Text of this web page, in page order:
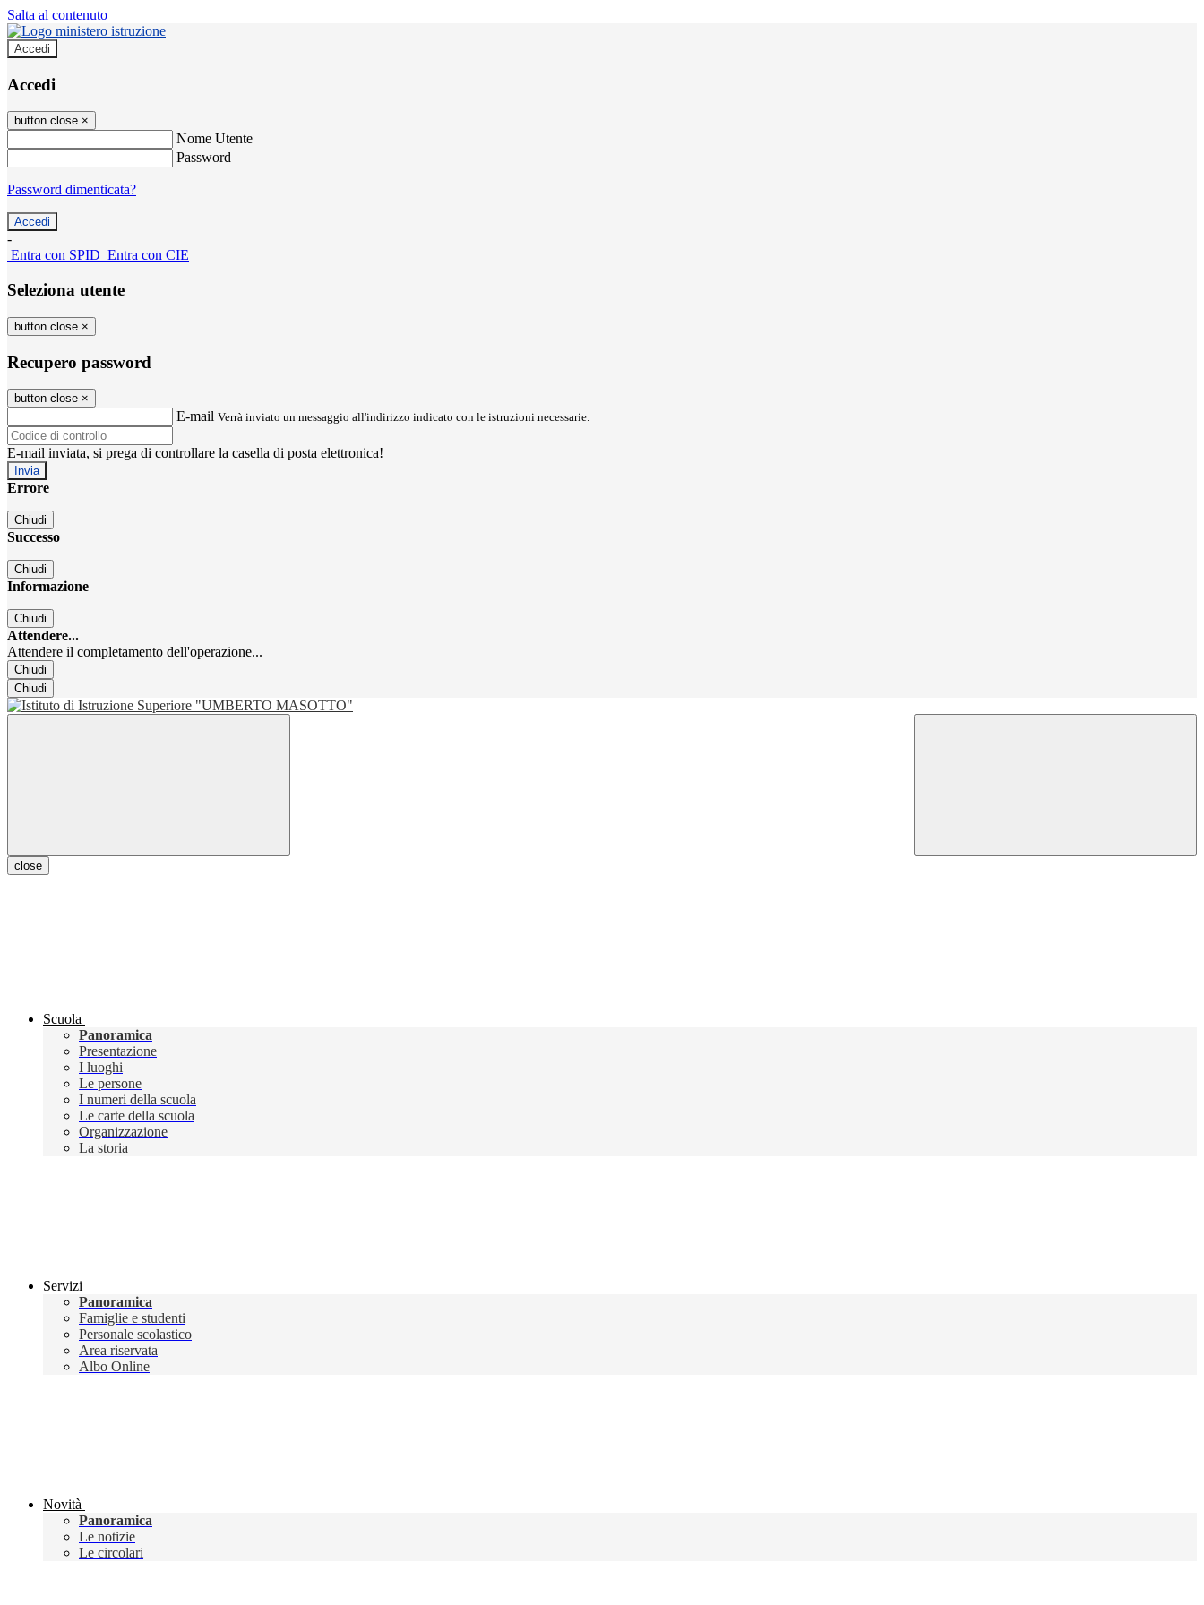
Salta al contenuto
Accedi
Accedi
button close ×
Nome Utente
Password
Password dimenticata?
-
Entra con SPID Entra con CIE
Seleziona utente
button close ×
Recupero password
button close ×
E-mail Verrà inviato un messaggio all'indirizzo indicato con le istruzioni necessarie.
E-mail inviata, si prega di controllare la casella di posta elettronica!
Errore
Chiudi
Successo
Chiudi
Informazione
Chiudi
Attendere...
Attendere il completamento dell'operazione...
Chiudi
Chiudi
close
Scuola
Panoramica
Presentazione
I luoghi
Le persone
I numeri della scuola
Le carte della scuola
Organizzazione
La storia
Servizi
Panoramica
Famiglie e studenti
Personale scolastico
Area riservata
Albo Online
Novità
Panoramica
Le notizie
Le circolari